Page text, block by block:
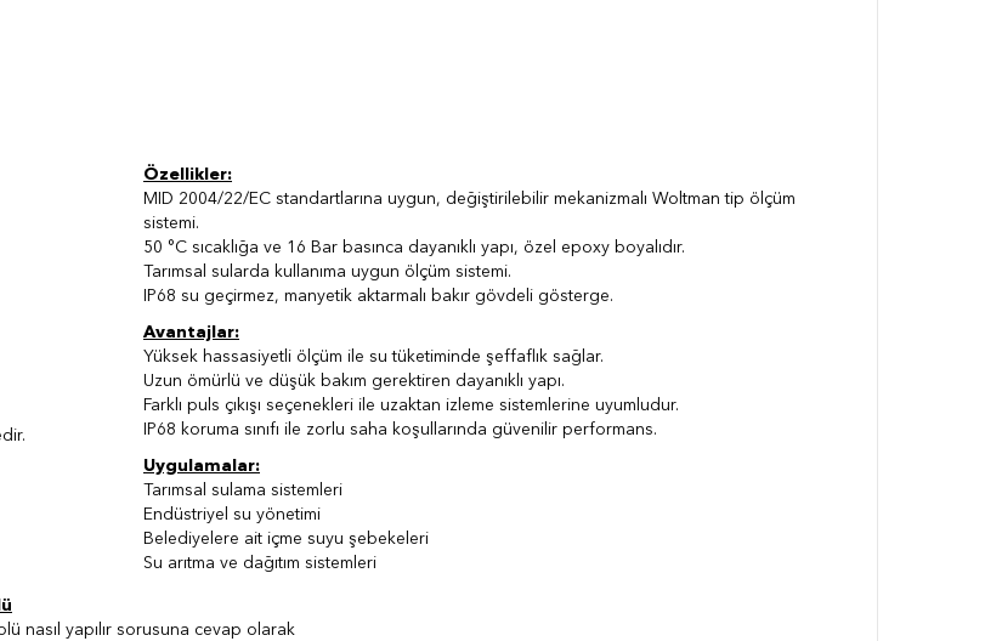
Özellikler:
MID 2004/22/EC standartlarına uygun, değiştirilebilir mekanizmalı Woltman tip ölçüm
sistemi.
50 °C sıcaklığa ve 16 Bar basınca dayanıklı yapı, özel epoxy boyalıdır.
Tarımsal sularda kullanıma uygun ölçüm sistemi.
IP68 su geçirmez, manyetik aktarmalı bakır gövdeli gösterge.
Avantajlar:
Yüksek hassasiyetli ölçüm ile su tüketiminde şeffaflık sağlar.
Uzun ömürlü ve düşük bakım gerektiren dayanıklı yapı.
Farklı puls çıkışı seçenekleri ile uzaktan izleme sistemlerine uyumludur.
IP68 koruma sınıfı ile zorlu saha koşullarında güvenilir performans.
Uygulamalar:
Tarımsal sulama sistemleri
Endüstriyel su yönetimi
Belediyelere ait içme suyu şebekeleri
Su arıtma ve dağıtım sistemleri
nasıl yapılır sorusuna cevap olarak